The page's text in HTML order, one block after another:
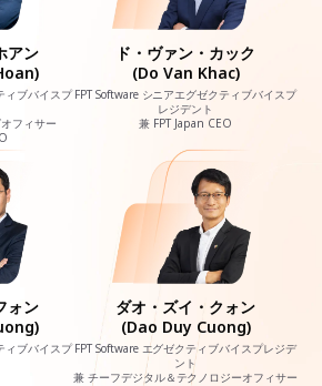
アン
ィブバイスプ
フィサー
ド・ヴァン・カック
(Do Van Khac)
FPT Software シニアエグゼクティブバイスプ
レジデント
兼 FPT Japan CEO
ォン
ィブバイスプ
ダオ・ズイ・クォン
(Dao Duy Cuong)
FPT Software エグゼクティブバイスプレジデ
ント
兼 チーフデジタル＆テクノロジーオフィサー